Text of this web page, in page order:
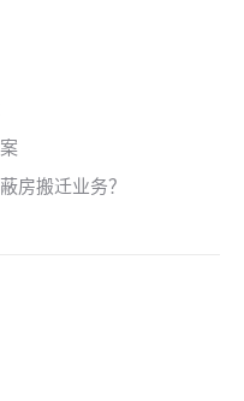
房搬迁业务？